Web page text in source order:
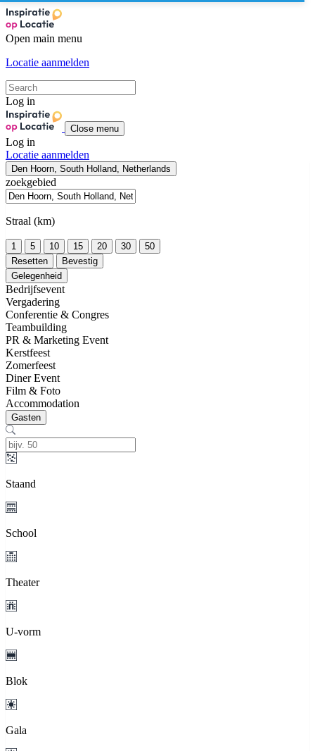
Open main menu
Locatie aanmelden
Log in
Close menu
Log in
Locatie aanmelden
Den Hoorn, South Holland, Netherlands
zoekgebied
Straal (km)
1 5 10 15 20 30
50
Resetten
Bevestig
Gelegenheid
Bedrijfsevent
Vergadering
Conferentie & Congres
Teambuilding
PR & Marketing Event
Kerstfeest
Zomerfeest
Diner Event
Film & Foto
Accommodation
Gasten
Staand
School
Theater
U-vorm
Blok
Gala